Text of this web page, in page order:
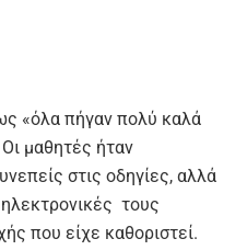
«όλα πήγαν πολύ καλά
μαθητές ήταν
στις οδηγίες, αλλά
τους
που είχε καθοριστεί.